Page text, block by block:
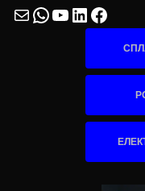
MailWhatsApp
YouTube
LinkedIn